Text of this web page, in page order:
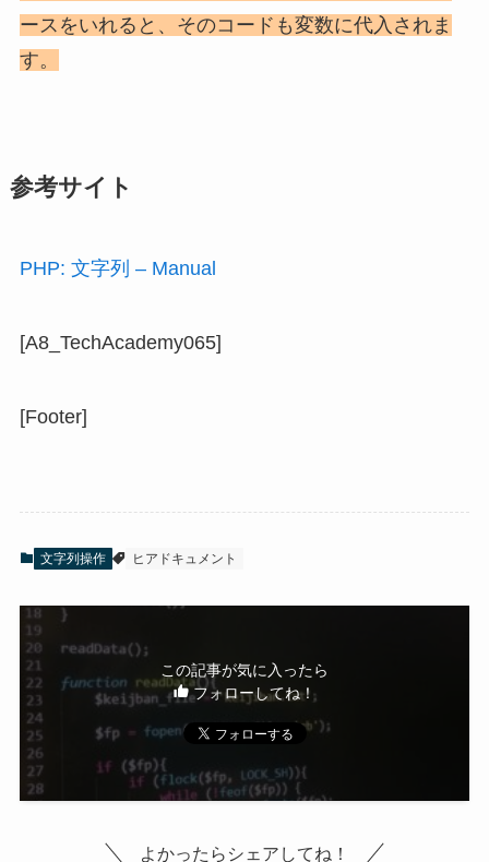
ースをいれると、そのコードも変数に代入されま
す。
参考サイト
PHP: 文字列 – Manual
[A8_TechAcademy065]
[Footer]
文字列操作 ヒアドキュメント
この記事が気に入ったら
フォローしてね！
よかったらシェアしてね！